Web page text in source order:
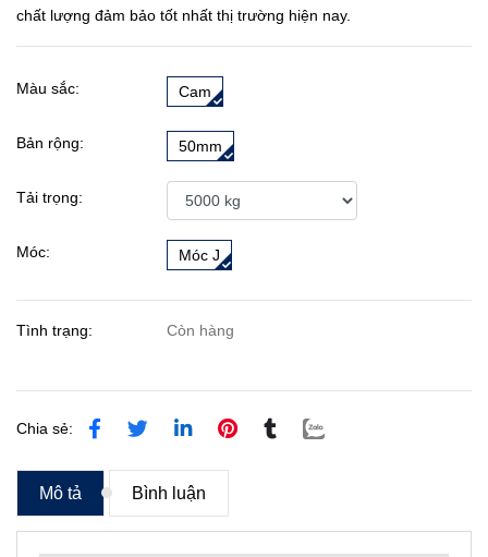
chất lượng đảm bảo tốt nhất thị trường hiện nay.
Màu sắc: Cam
Bản rộng: 50mm
Tải trọng:
Móc: Móc J
Tình trạng: Còn hàng
Chia sẻ:
Mô tả Bình luận